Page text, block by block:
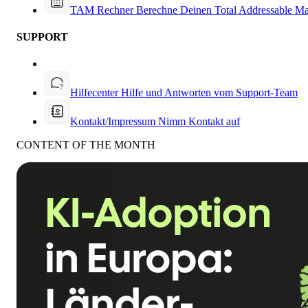
TAM RechnerBerechne Deinen Total Addressable
SUPPORT
HilfecenterHilfe und Antworten vom Support-Team
Kontakt/Impressum Nimm Kontakt auf
CONTENT OF THE MONTH